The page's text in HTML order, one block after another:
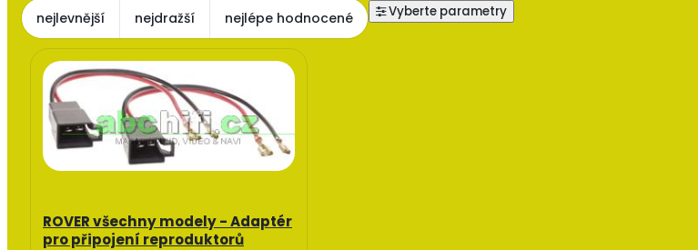
nejlevnější nejdražší nejlépe hodnocené
ROVER všechny modely - Adaptér
pro připojení reproduktorů